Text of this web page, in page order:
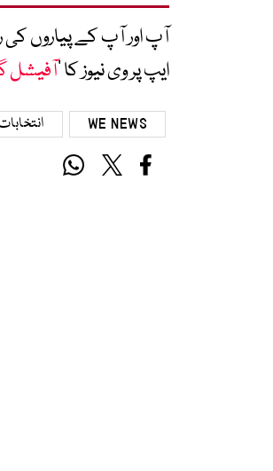
آپ اور آپ کے پیاروں
ایپ پر وی نیوز کا ’آفیشل
WE NEWS